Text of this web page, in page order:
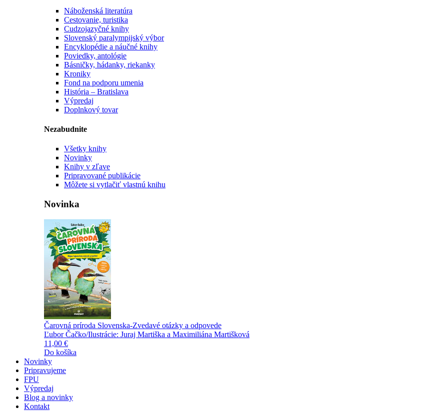
Náboženská literatúra
Cestovanie, turistika
Cudzojazyčné knihy
Slovenský paralympijský výbor
Encyklopédie a náučné knihy
Poviedky, antológie
Básničky, hádanky, riekanky
Kroniky
Fond na podporu umenia
História – Bratislava
Výpredaj
Doplnkový tovar
Nezabudnite
Všetky knihy
Novinky
Knihy v zľave
Pripravované publikácie
Môžete si vytlačiť vlastnú knihu
Novinka
Čarovná príroda Slovenska-Zvedavé otázky a odpovede
Ľubor Čačko/Ilustrácie: Juraj Martiška a Maximiliána Martišková
11,00 €
Do košíka
Novinky
Pripravujeme
FPU
Výpredaj
Blog a novinky
Kontakt